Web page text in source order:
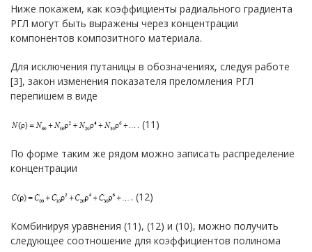
Ниже покажем, как коэффициенты радиального градиента
РГЛ могут быть выражены через концентрации
компонентов композитного материала.
Для исключения путаницы в обозначениях, следуя работе
[3], закон изменения показателя преломления РГЛ
перепишем в виде
. (11)
По форме таким же рядом можно записать распределение
концентрации
. (12)
Комбинируя уравнения (11), (12) и (10), можно получить
следующее соотношение для коэффициентов полинома